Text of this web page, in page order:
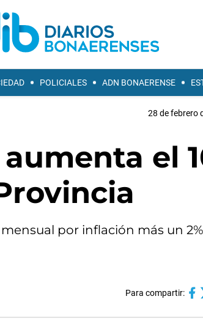
POLICIALES ADN BONAERENSE
28 de febrero
el
por inflación más un 2%
Para compartir: